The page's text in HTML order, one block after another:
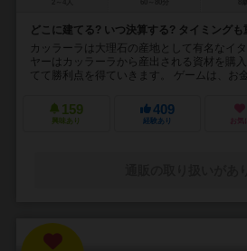
どこに建てる? いつ決算する? タイミング
カッラーラは大理石の産地として有名なイ
ヤーはカッラーラから産出される資材を購
てて勝利点を得ていきます。 ゲームは、お
159
興味あり
409
経験あり お気